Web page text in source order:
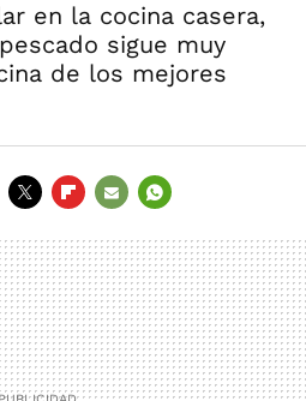
en la cocina casera,
sigue muy
de los mejores
MAIL